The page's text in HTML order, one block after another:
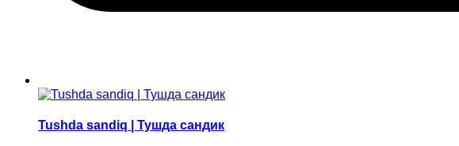
Tushda sandiq | Тушда сандик